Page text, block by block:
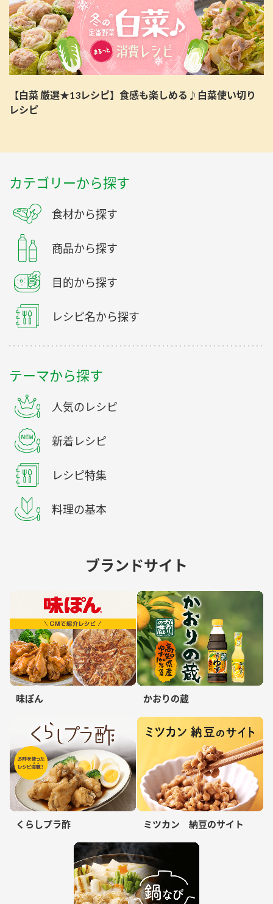
【白菜 厳選★13レシピ】食感も楽しめる♪白菜使い切り
レシピ
カテゴリーから探す
食材から探す
商品から探す
目的から探す
レシピ名から探す
テーマから探す
人気のレシピ
新着レシピ
レシピ特集
料理の基本
ブランドサイト
味ぽん かおりの蔵
くらしプラ酢 ミツカン 納豆のサイト